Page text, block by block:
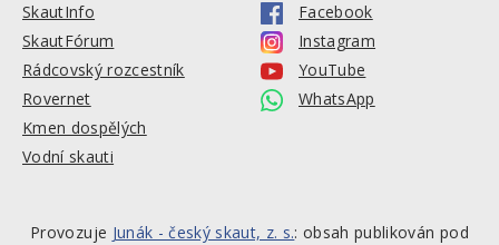
SkautInfo
SkautFórum
Rádcovský rozcestník
Rovernet
Kmen dospělých
Vodní skauti
Facebook
Instagram
YouTube
WhatsApp
Provozuje Junák - český skaut, z. s.: obsah publikován pod